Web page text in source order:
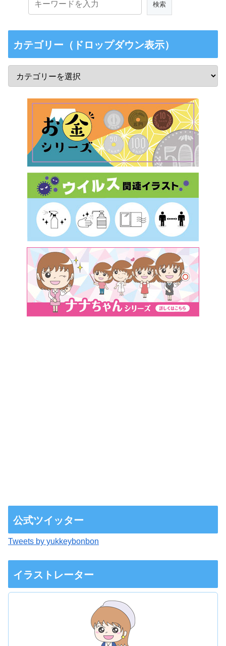
カテゴリー（ドロップダウン表示）
公式ツイッター
Tweets by yukkeybonbon
イラストレーター